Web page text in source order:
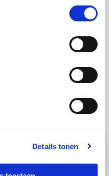
Details tonen
dan het recept voor